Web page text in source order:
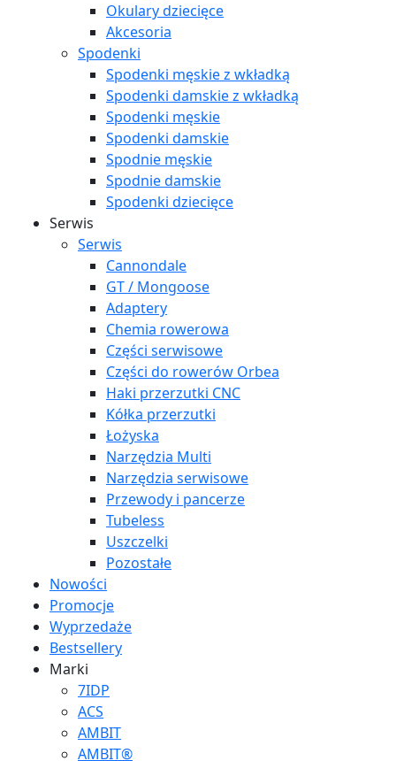
Okulary dziecięce
Akcesoria
Spodenki
Spodenki męskie z wkładką
Spodenki damskie z wkładką
Spodenki męskie
Spodenki damskie
Spodnie męskie
Spodnie damskie
Spodenki dziecięce
Serwis
Serwis
Cannondale
GT / Mongoose
Adaptery
Chemia rowerowa
Części serwisowe
Części do rowerów Orbea
Haki przerzutki CNC
Kółka przerzutki
Łożyska
Narzędzia Multi
Narzędzia serwisowe
Przewody i pancerze
Tubeless
Uszczelki
Pozostałe
Nowości
Promocje
Wyprzedaże
Bestsellery
Marki
7IDP
ACS
AMBIT
AMBIT®